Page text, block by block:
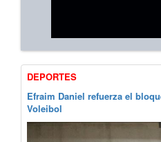
DEPORTES
Efraim Daniel refuerza el
Voleibol